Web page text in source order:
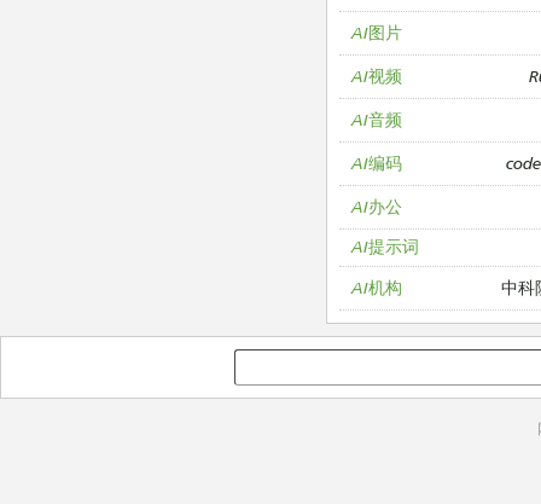
AI图片
AI视频
AI音频
AI编码
AI办公
AI提示词
AI机构
中科